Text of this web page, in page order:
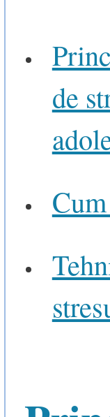
de